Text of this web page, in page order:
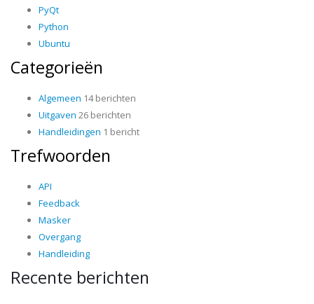
PyQt
Python
Ubuntu
Categorieën
Algemeen 14 berichten
Uitgaven 26 berichten
Handleidingen 1 bericht
Trefwoorden
API
Feedback
Masker
Overgang
Handleiding
Recente berichten